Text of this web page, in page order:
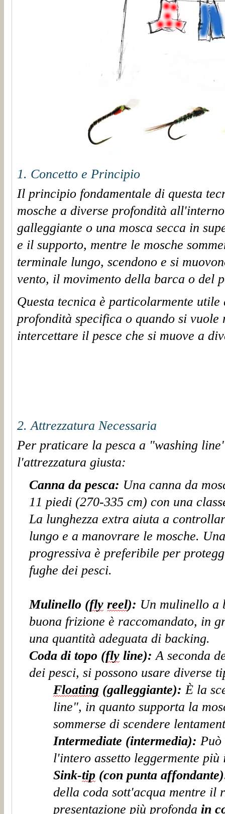
1. Concetto e Principio
Il principio fondamentale di questa
mosche a diverse profondità
galleggiante o una mosca secca in
e il supporto, mentre le mosche
terminale lungo, scendono e si
vento, il movimento della barca o del
Questa tecnica è particolarmente
profondità specifica o quando si vuole
intercettare il pesce che si muove a
2. Attrezzatura Necessaria
Per praticare la pesca a "washing
l'attrezzatura giusta:
Canna da pesca: Una canna da
1 1 piedi (270-335 cm) con una
La lunghezza extra aiuta a
lungo e a manovrare le mosche.
progressiva è preferibile per
fughe dei pesci.
Mulinello (fly reel): Un mulinello a
buona frizione è raccomandato, in
una quantità adeguata di backing.
Coda di topo (fly line): A seconda
dei pesci, si possono usare diverse
Floating (galleggiante): È la
line", in quanto supporta la
sommerse di scendere
Intermediate (intermedia):
l'intero assetto leggermente
Sink-tip (con punta
della coda sott'acqua mentre il
presentazione più profonda in